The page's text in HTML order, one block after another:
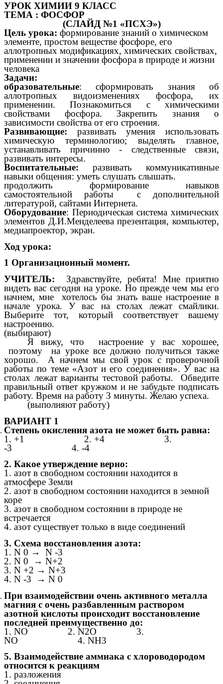
УРОК ХИМИИ 9 КЛАСС
ТЕМА : ФОСФОР
(СЛАЙД №1 «ПСХЭ»)
Цель урока: формирование знаний о химическом
элементе, простом веществе фосфоре, его
аллотропных модификациях, химических свойствах,
применении и значении фосфора в природе и жизни
человека
Задачи:
образовательные: сформировать знания об
аллотропных видоизменениях фосфора, их
применении. Познакомиться с химическими
свойствами фосфора. Закрепить знания о
зависимости свойства от его строения.
Развивающие: развивать умения использовать
химическую терминологию; выделять главное,
устанавливать причинно - следственные связи,
развивать интересы.
Воспитательные: развивать коммуникативные
навыки общения: уметь слушать слышать.
продолжить формирование навыков
самостоятельной работы с дополнительной
литературой, сайтами Интернета.
Оборудование: Периодическая система химических
элементов Д.И.Менделеева презентация, компьютер,
медиапроектор, экран.
Ход урока:
1 Организационный момент.
УЧИТЕЛЬ:
Здравствуйте, ребята! Мне приятно
видеть вас сегодня на уроке. Но прежде чем мы его
начнем, мне хотелось бы знать ваше настроение в
начале урока. У вас на столах лежат смайлики.
Выберите тот, который соответствует вашему
настроению.
(выбирают)
Я вижу, что настроение у вас хорошее,
поэтому на уроке все должно получиться также
хорошо. А начнем мы свой урок с проверочной
работы по теме «Азот и его соединения». У вас на
столах лежат варианты тестовой работы. Обведите
правильный ответ кружком и не забудьте подписать
работу. Время на работу 3 минуты. Желаю успеха.
(выполняют работу)
ВАРИАНТ 1
Степень окисления азота не может быть равна:
1. +1 2. +4 3.
-3 4. -4
2. Какое утверждение верно:
1. азот в свободном состоянии находится в
атмосфере Земли
2. азот в свободном состоянии находится в земной
коре
3. азот в свободном состоянии в природе не
встречается
4. азот существует только в виде соединений
3. Схема восстановления азота:
1. N 0 → N -3
2. N 0 → N+2
3. N +2 → N+3
4. N -3 → N 0
При взаимодействии очень активного металла
магния с очень разбавленным раствором
азотной кислоты происходит восстановление
последней преимущественно до:
1. NO 2. N2O 3.
NO 4. NH3
5. Взаимодействие аммиака с хлороводородом
относится к реакциям
1. разложения